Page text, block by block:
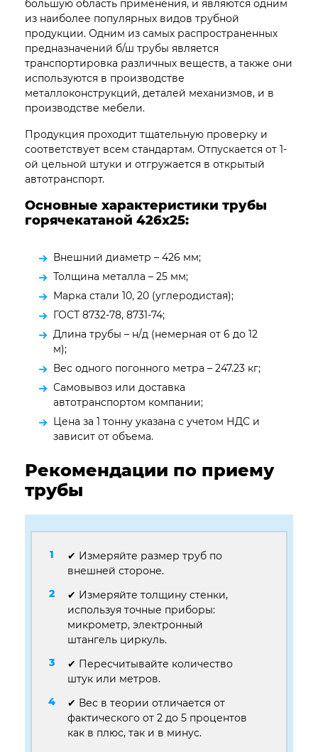
большую область применения, и являются одним
из наиболее популярных видов трубной
продукции. Одним из самых распространенных
предназначений б/ш трубы является
транспортировка различных веществ, а также они
используются в производстве
металлоконструкций, деталей механизмов, и в
производстве мебели.
Продукция проходит тщательную проверку и
соответствует всем стандартам. Отпускается от 1-
ой цельной штуки и отгружается в открытый
автотранспорт.
Основные характеристики трубы
горячекатаной 426х25:
Внешний диаметр – 426 мм;
Толщина металла – 25 мм;
Марка стали 10, 20 (углеродистая);
ГОСТ 8732-78, 8731-74;
Длина трубы – н/д (немерная от 6 до 12
м);
Вес одного погонного метра – 247.23 кг;
Самовывоз или доставка
автотранспортом компании;
Цена за 1 тонну указана с учетом НДС и
зависит от объема.
Рекомендации по приему
трубы
✔ Измеряйте размер труб по
внешней стороне.
✔ Измеряйте толщину стенки,
используя точные приборы:
микрометр, электронный
штангель циркуль.
✔ Пересчитывайте количество
штук или метров.
✔ Вес в теории отличается от
фактического от 2 до 5 процентов
как в плюс, так и в минус.